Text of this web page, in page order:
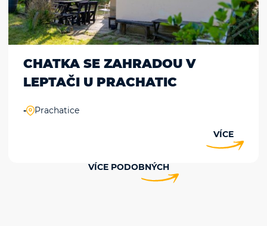
CHATKA SE ZAHRADOU V
LEPTAČI U PRACHATIC
- Prachatice
VÍCE
VÍCE PODOBNÝCH